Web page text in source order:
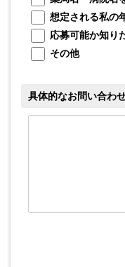
想定される私の
応募可能か知り
その他
具体的なお問い合わ